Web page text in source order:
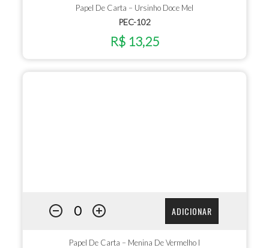
Papel De Carta – Ursinho Doce Mel
PEC-102
R$ 13,25
ADICIONAR
Papel De Carta – Menina De Vermelho I